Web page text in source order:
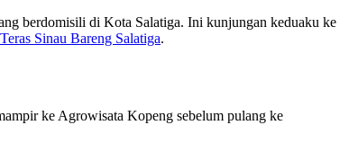
berdomisili di Kota Salatiga. Ini kunjungan keduaku ke
Sinau Bareng Salatiga.
ke Agrowisata Kopeng sebelum pulang ke